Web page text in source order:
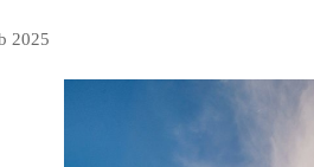
2025